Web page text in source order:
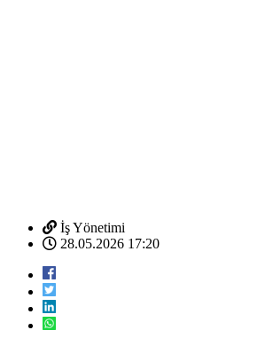
İş Yönetimi
28.05.2026 17:20